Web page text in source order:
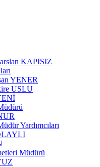
KAPISIZ
YENER
USLU
Yardımcıları
Müdürü